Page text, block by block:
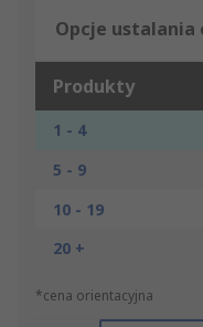
Opcje ustalania
Produkty
1 - 4
5 - 9
10 - 19
20 +
*cena orientacyjna